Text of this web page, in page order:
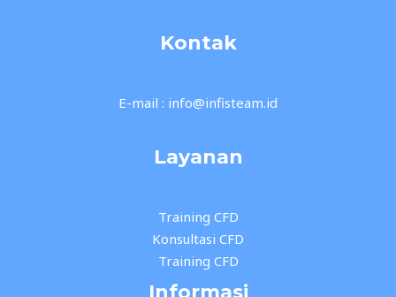
Kontak
E-mail : info@infisteam.id
Layanan
Training CFD
Konsultasi CFD
Training CFD
Informasi